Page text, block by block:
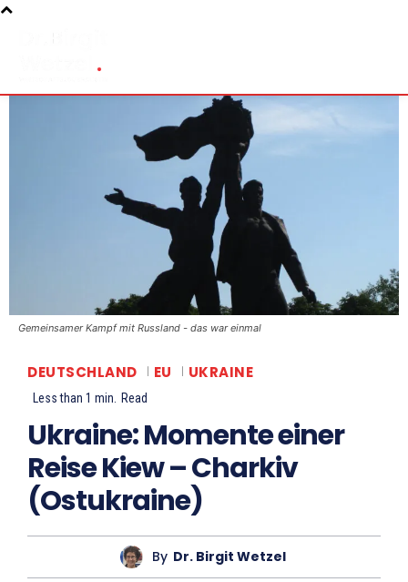
Gemeinsamer Kampf mit Russland - das war einmal
DEUTSCHLAND EU UKRAINE
Less than 1 min. Read
Ukraine: Momente einer
Reise Kiew – Charkiv
(Ostukraine)
By Dr. Birgit Wetzel